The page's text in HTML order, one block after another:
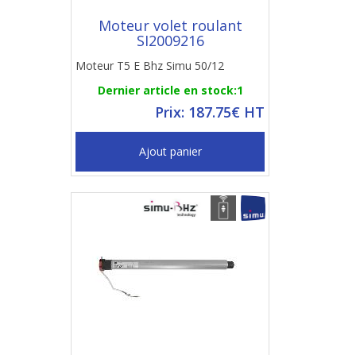
Moteur volet roulant
SI2009216
Moteur T5 E Bhz Simu 50/12
Dernier article en stock:1
Prix: 187.75€ HT
Ajout panier